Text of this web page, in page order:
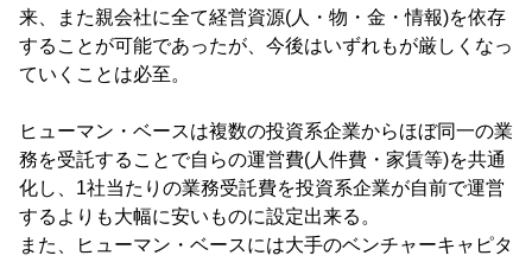
来、また親会社に全て経営資源(人・物・金・情報)を依存
することが可能であったが、今後はいずれもが厳しくなっ
ていくことは必至。
ヒューマン・ベースは複数の投資系企業からほぼ同一の業
務を受託することで自らの運営費(人件費・家賃等)を共通
化し、1社当たりの業務受託費を投資系企業が自前で運営
するよりも大幅に安いものに設定出来る。
また、ヒューマン・ベースには大手のベンチャーキャピタ